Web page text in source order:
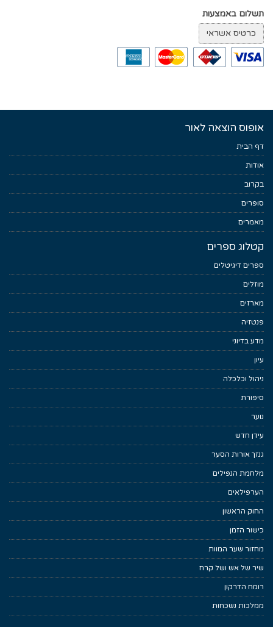
תשלום באמצעות
אופוס הוצאה לאור
דף הבית
אודות
בקרוב
סופרים
מאמרים
קטלוג ספרים
ספרים דיגיטלים
מוזלים
מארזים
פנטזיה
מדע בדיוני
עיון
ניהול וכלכלה
סיפורת
נוער
עידן חדש
גנזך אורות הסער
מלחמת הנפילים
הערפילאים
החוק הראשון
כישור הזמן
מחזור שער המוות
שיר של אש ושל קרח
רומח הדרקון
ממלכות נשכחות